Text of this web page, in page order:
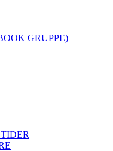
GRUPPE)